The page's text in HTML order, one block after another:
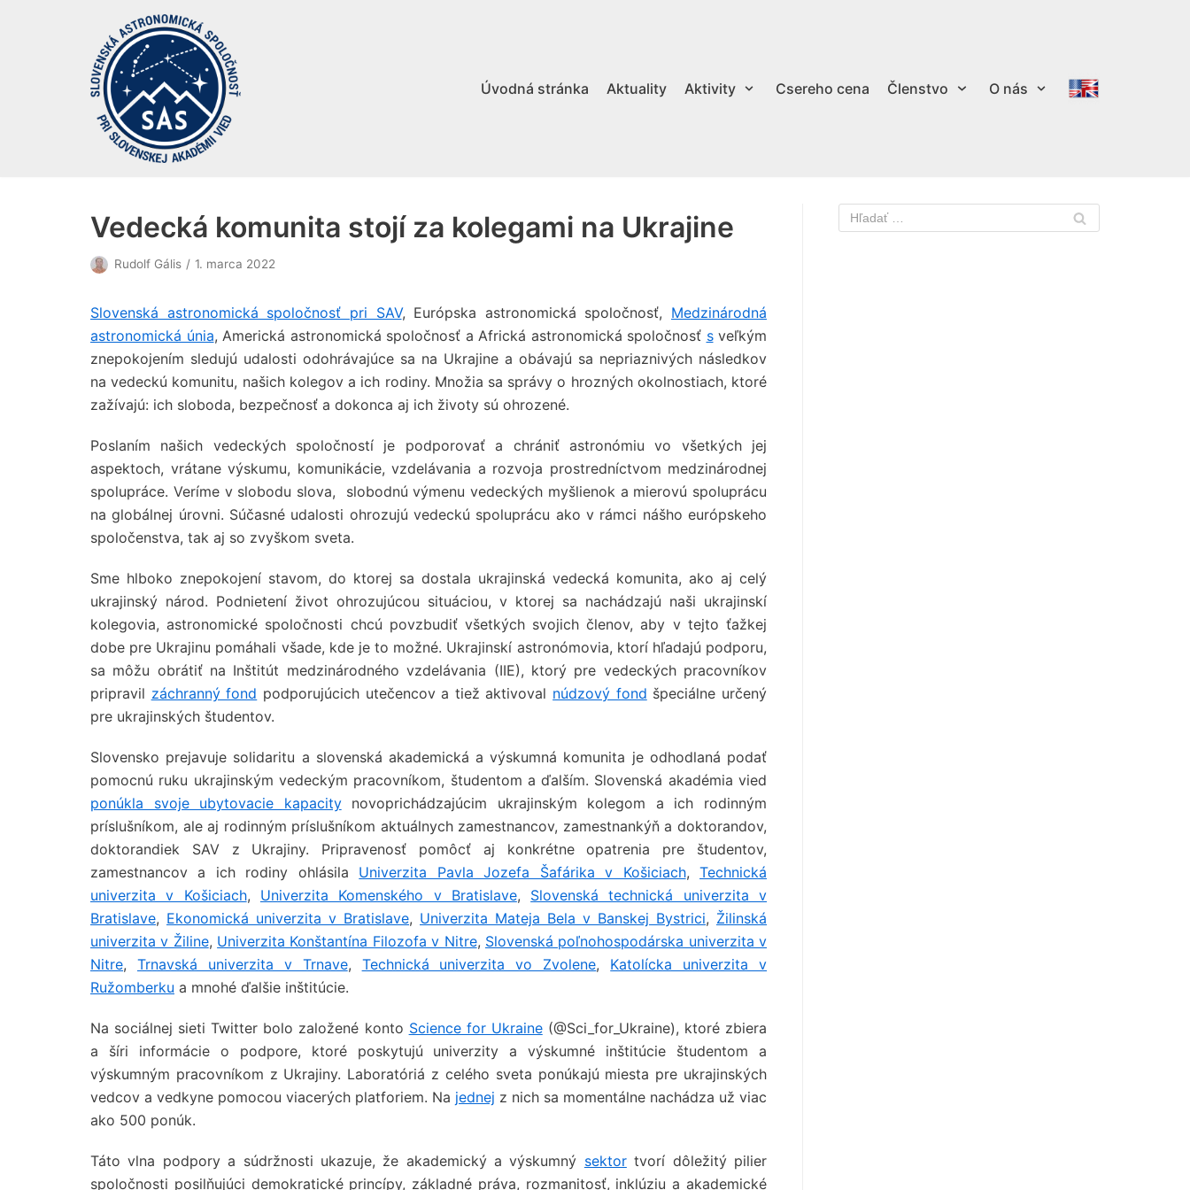
Úvodná stránka Aktuality Aktivity Csereho cena Členstvo O nás
Vedecká komunita stojí za kolegami na Ukrajine
Rudolf Gális 1. marca 2022
Slovenská astronomická spoločnosť pri SAV, Európska astronomická spoločnosť, Medzinárodná
astronomická únia, Americká astronomická spoločnosť a Africká astronomická spoločnosť sveľkým
znepokojením sledujú udalosti odohrávajúce sa na Ukrajine a obávajú sa nepriaznivých následkov
na vedeckú komunitu, našich kolegov a ich rodiny. Množia sa správy o hrozných okolnostiach, ktoré
zažívajú: ich sloboda, bezpečnosť a dokonca aj ich životy sú ohrozené.
Poslaním našich vedeckých spoločností je podporovať a chrániť astronómiu vo všetkých jej
aspektoch, vrátane výskumu, komunikácie, vzdelávania a rozvoja prostredníctvom medzinárodnej
spolupráce. Veríme v slobodu slova, slobodnú výmenu vedeckých myšlienok a mierovú spoluprácu
na globálnej úrovni. Súčasné udalosti ohrozujú vedeckú spoluprácu ako v rámci nášho európskeho
spoločenstva, tak aj so zvyškom sveta.
Sme hlboko znepokojení stavom, do ktorej sa dostala ukrajinská vedecká komunita, ako aj celý
ukrajinský národ. Podnietení život ohrozujúcou situáciou, v ktorej sa nachádzajú naši ukrajinskí
kolegovia, astronomické spoločnosti chcú povzbudiť všetkých svojich členov, aby v tejto ťažkej
dobe pre Ukrajinu pomáhali všade, kde je to možné. Ukrajinskí astronómovia, ktorí hľadajú podporu,
sa môžu obrátiť na Inštitút medzinárodného vzdelávania (IIE), ktorý pre vedeckých pracovníkov
pripravil záchranný fond podporujúcich utečencov a tiež aktivoval núdzový fond špeciálne určený
pre ukrajinských študentov.
Slovensko prejavuje solidaritu a slovenská akademická a výskumná komunita je odhodlaná podať
pomocnú ruku ukrajinským vedeckým pracovníkom, študentom a ďalším. Slovenská akadémia vied
ponúkla svoje ubytovacie kapacitynovoprichádzajúcim ukrajinským kolegom a ich rodinným
príslušníkom, ale aj rodinným príslušníkom aktuálnych zamestnancov, zamestnankýň a doktorandov,
doktorandiek SAV z Ukrajiny. Pripravenosť pomôcť aj konkrétne opatrenia pre študentov,
zamestnancov a ich rodiny ohlásila Univerzita Pavla Jozefa Šafárika v Košiciach,Technická
univerzita v Košiciach, Univerzita Komenského v Bratislave, Slovenská technická univerzita v
Bratislave, Ekonomická univerzita v Bratislave, Univerzita Mateja Bela v Banskej Bystrici, Žilinská
univerzita v Žiline, Univerzita Konštantína Filozofa v Nitre, Slovenská poľnohospodárska univerzita v
Nitre, Trnavská univerzita v Trnave, Technická univerzita vo Zvolene, Katolícka univerzita v
Ružomberku a mnohé ďalšie inštitúcie.
Na sociálnej sieti Twitter bolo založené konto Science for Ukraine(@Sci_for_Ukraine), ktoré zbiera
a šíri informácie o podpore, ktoré poskytujú univerzity a výskumné inštitúcie študentom a
výskumným pracovníkom z Ukrajiny. Laboratóriá z celého sveta ponúkajú miesta pre ukrajinských
vedcov a vedkyne pomocou viacerých platforiem. Na jednej z nich sa momentálne nachádza už viac
ako 500 ponúk.
Táto vlna podpory a súdržnosti ukazuje, že akademický a výskumný sektortvorí dôležitý pilier
spoločnosti posilňujúci demokratické princípy, základné práva, rozmanitosť, inklúziu a akademické